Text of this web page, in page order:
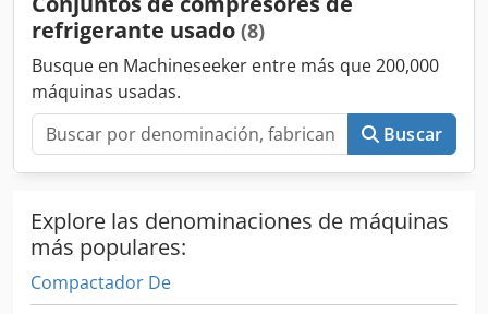
negociable. Se puede organizar una inspección técnica con
al menos 24 horas de antelación a la fecha límite.
Hablamos inglés. Wir sprechen Deutsch. Hablamos
español. Beszélünk magyarul. Nos reservamos el derecho
a errores, modificaciones y venta previa.
refrigerante usado (8)
Busque en Machineseeker entre más que 200,000
máquinas usadas.
Buscar
Explore las denominaciones de máquinas
más populares:
Compactador De